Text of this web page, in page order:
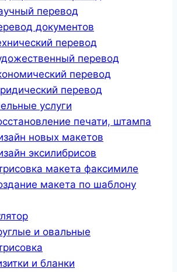
перевод
документов
перевод
перевод
перевод
перевод
услуги
печати, штампа
новых макетов
эксилибрисов
макета факсимиле
макета по шаблону
и овальные
и бланки